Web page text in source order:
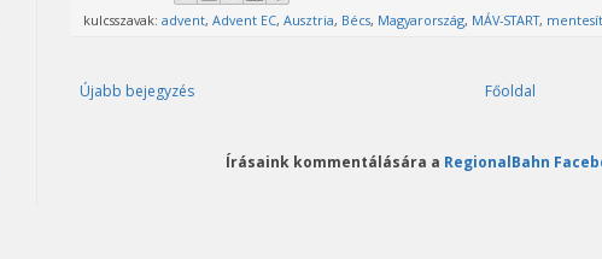
kulcsszavak: advent, Advent EC, Ausztria, Bécs, Magyarország, MÁV-START,
Újabb bejegyzés Főoldal
Írásaink kommentálására a RegionalBahn